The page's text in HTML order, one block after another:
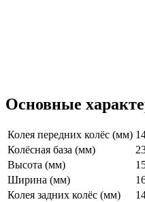
Основные
Колея передних колёс (мм)
Колёсная база (мм)
Высота (мм)
Ширина (мм)
Колея задних колёс (мм)